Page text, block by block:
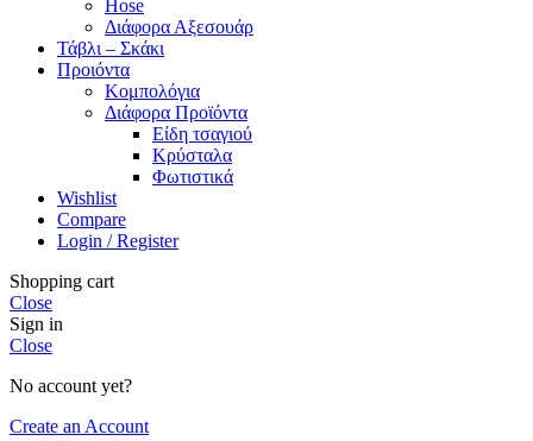
Hose
Διάφορα Αξεσουάρ
Τάβλι – Σκάκι
Προιόντα
Κομπολόγια
Διάφορα Προϊόντα
Είδη τσαγιού
Κρύσταλα
Φωτιστικά
Wishlist
Compare
Login / Register
Shopping cart
Close
Sign in
Close
No account yet?
Create an Account